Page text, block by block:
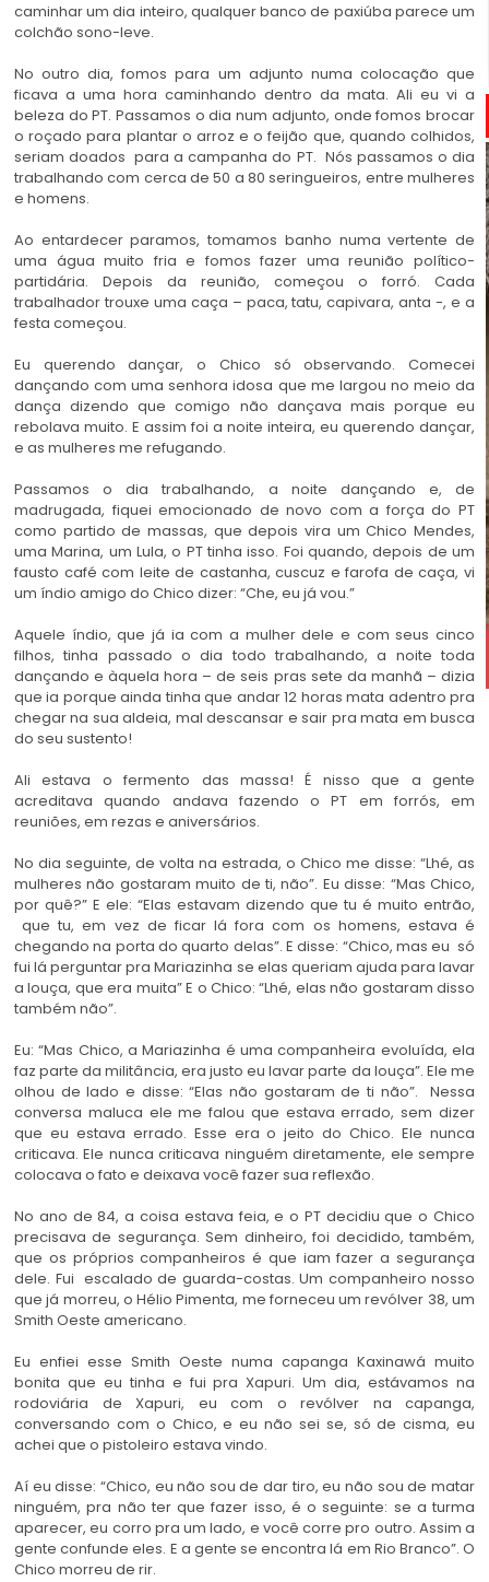
caminhar um dia inteiro, qualquer banco de paxiúba parece um
colchão sono-leve.
No outro dia, fomos para um adjunto numa colocação que
ficava a uma hora caminhando dentro da mata. Ali eu vi a
beleza do PT. Passamos o dia num adjunto, onde fomos brocar
o roçado para plantar o arroz e o feijão que, quando colhidos,
seriam doados para a campanha do PT. Nós passamos o dia
trabalhando com cerca de 50 a 80 seringueiros, entre mulheres
e homens.
Ao entardecer paramos, tomamos banho numa vertente de
uma água muito fria e fomos fazer uma reunião político-
partidária. Depois da reunião, começou o forró. Cada
trabalhador trouxe uma caça – paca, tatu, capivara, anta -, e a
festa começou.
Eu querendo dançar, o Chico só observando. Comecei
dançando com uma senhora idosa que me largou no meio da
dança dizendo que comigo não dançava mais porque eu
rebolava muito. E assim foi a noite inteira, eu querendo dançar,
e as mulheres me refugando.
Passamos o dia trabalhando, a noite dançando e, de
madrugada, fiquei emocionado de novo com a força do PT
como partido de massas, que depois vira um Chico Mendes,
uma Marina, um Lula, o PT tinha isso. Foi quando, depois de um
fausto café com leite de castanha, cuscuz e farofa de caça, vi
um índio amigo do Chico dizer: “Che, eu já vou.”
Aquele índio, que já ia com a mulher dele e com seus cinco
filhos, tinha passado o dia todo trabalhando, a noite toda
dançando e àquela hora – de seis pras sete da manhã – dizia
que ia porque ainda tinha que andar 12 horas mata adentro pra
chegar na sua aldeia, mal descansar e sair pra mata em busca
do seu sustento!
Ali estava o fermento das massa! É nisso que a gente
acreditava quando andava fazendo o PT em forrós, em
reuniões, em rezas e aniversários.
No dia seguinte, de volta na estrada, o Chico me disse: “Lhé, as
mulheres não gostaram muito de ti, não”. Eu disse: “Mas Chico,
por quê?” E ele: “Elas estavam dizendo que tu é muito entrão,
que tu, em vez de ficar lá fora com os homens, estava é
chegando na porta do quarto delas”. E disse: “Chico, mas eu só
fui lá perguntar pra Mariazinha se elas queriam ajuda para lavar
a louça, que era muita” E o Chico: “Lhé, elas não gostaram disso
também não”.
Eu: “Mas Chico, a Mariazinha é uma companheira evoluída, ela
faz parte da militância, era justo eu lavar parte da louça”. Ele me
olhou de lado e disse: “Elas não gostaram de ti não”. Nessa
conversa maluca ele me falou que estava errado, sem dizer
que eu estava errado. Esse era o jeito do Chico. Ele nunca
criticava. Ele nunca criticava ninguém diretamente, ele sempre
colocava o fato e deixava você fazer sua reflexão.
No ano de 84, a coisa estava feia, e o PT decidiu que o Chico
precisava de segurança. Sem dinheiro, foi decidido, também,
que os próprios companheiros é que iam fazer a segurança
dele. Fui escalado de guarda-costas. Um companheiro nosso
que já morreu, o Hélio Pimenta, me forneceu um revólver 38, um
Smith Oeste americano.
Eu enfiei esse Smith Oeste numa capanga Kaxinawá muito
bonita que eu tinha e fui pra Xapuri. Um dia, estávamos na
rodoviária de Xapuri, eu com o revólver na capanga,
conversando com o Chico, e eu não sei se, só de cisma, eu
achei que o pistoleiro estava vindo.
Aí eu disse: “Chico, eu não sou de dar tiro, eu não sou de matar
ninguém, pra não ter que fazer isso, é o seguinte: se a turma
aparecer, eu corro pra um lado, e você corre pro outro. Assim a
gente confunde eles. E a gente se encontra lá em Rio Branco”. O
Chico morreu de rir.